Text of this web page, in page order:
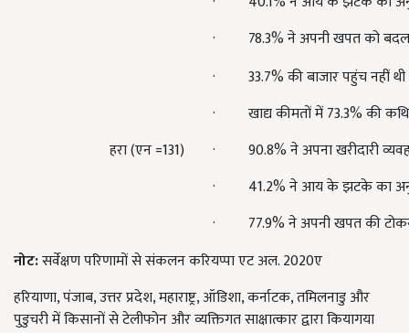
· 78.3% ने अपनी खपत को बदल
हरा (एन =131)
· 33.7% की बाजार पहुंच नहीं थी
· खाद्य कीमतों में 73.3% की
· 90.8% ने अपना खरीदारी
· 41.2% ने आय के झटके का
· 77.9% ने अपनी खपत की
नोट:सर्वेक्षण परिणामों से संकलन करियप्पा एट अल. 2020ए
हरियाणा, पंजाब, उत्तर प्रदेश, महाराष्ट्र, ऑडिशा, कर्नाटक, तमिलनाडु और
पुडुचरी में किसानों से टेलीफोन और व्यक्तिगत साक्षात्कार द्वारा कियागया